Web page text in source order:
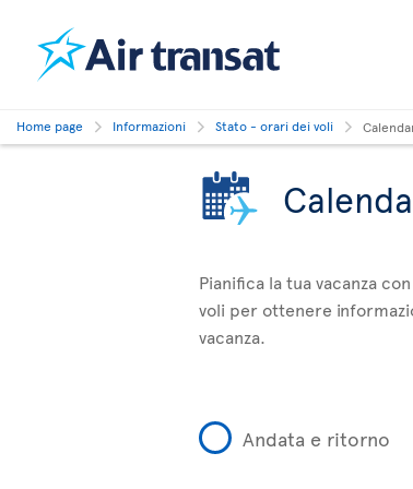
Home page Informazioni Stato - orari dei voli
Pianifica la tua vacanza
voli per ottenere
vacanza.
Andata e ritorno